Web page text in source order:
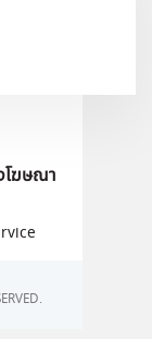
ฆษณา